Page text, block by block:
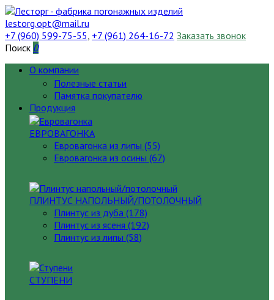
lestorg.opt@mail.ru
+7 (960) 599-75-55, +7 (961) 264-16-72 Заказать звонок
Поиск 0
О компании
Полезные статьи
Памятка покупателю
Продукция
ЕВРОВАГОНКА
Евровагонка из липы (55)
Евровагонка из осины (67)
ПЛИНТУС НАПОЛЬНЫЙ/ПОТОЛОЧНЫЙ
Плинтус из дуба (178)
Плинтус из ясеня (192)
Плинтус из липы (58)
СТУПЕНИ